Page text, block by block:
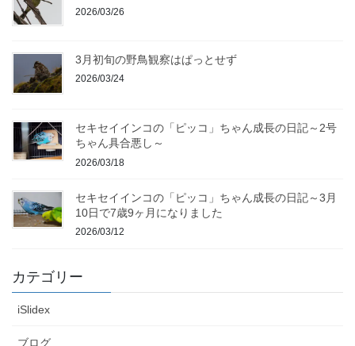
2026/03/26
3月初旬の野鳥観察はぱっとせず
2026/03/24
セキセイインコの「ピッコ」ちゃん成長の日記～2号
ちゃん具合悪し～
2026/03/18
セキセイインコの「ピッコ」ちゃん成長の日記～3月
10日で7歳9ヶ月になりました
2026/03/12
カテゴリー
iSlidex
ブログ